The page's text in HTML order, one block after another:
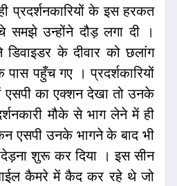
के इस हरकत
समझे उन्होंने दौड़ लगा दी ।
डिवाइडर के दीवार को छलांग
पास पहुँच गए । प्रदर्शकारियों
एसपी का एक्शन देखा तो उनके
मौके से भाग लेने में ही
एसपी उनके भागने के बाद भी
शुरू कर दिया । इस सीन
कैमरे में कैद कर रहे थे जो